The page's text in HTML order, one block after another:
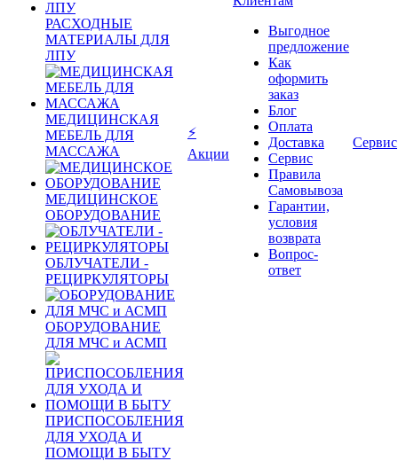
РАСХОДНЫЕ
МАТЕРИАЛЫ ДЛЯ
ЛПУ
МЕДИЦИНСКАЯ
МЕБЕЛЬ ДЛЯ
МАССАЖА
МЕДИЦИНСКОЕ
ОБОРУДОВАНИЕ
ОБЛУЧАТЕЛИ -
РЕЦИРКУЛЯТОРЫ
ОБОРУДОВАНИЕ
ДЛЯ МЧС и АСМП
ПРИСПОСОБЛЕНИЯ
ДЛЯ УХОДА И
ПОМОЩИ В БЫТУ
⚡
Акции
Выгодное
предложение
Как
оформить
заказ
Блог
Оплата
Доставка
Сервис
Правила
Самовывоза
Гарантии,
условия
возврата
Вопрос-
ответ
Сервис